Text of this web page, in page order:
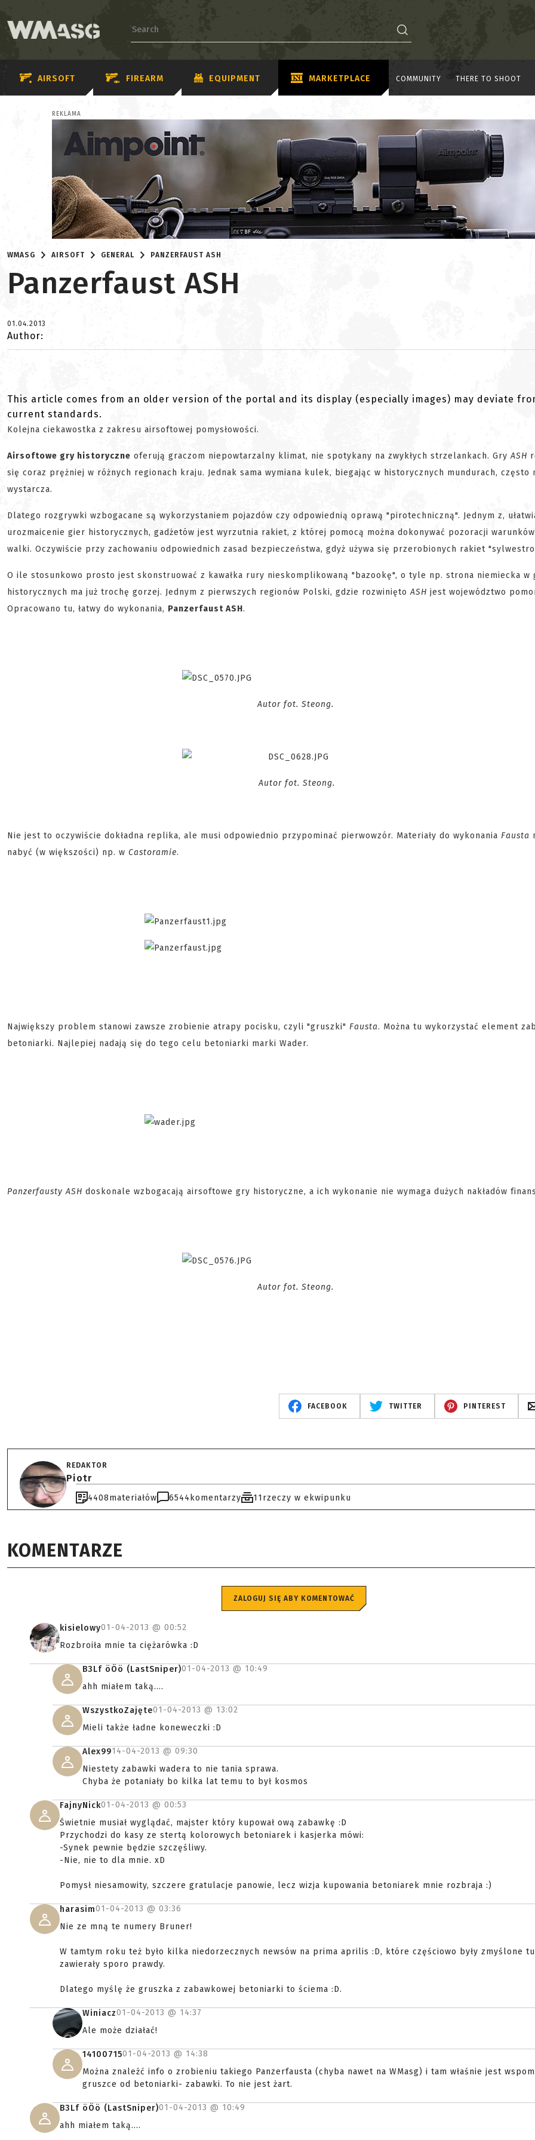
AIRSOFT FIREARM EQUIPMENT MARKETPLACE COMMUNITY THERE TO SHOOT
REKLAMA
WMASG AIRSOFT GENERAL PANZERFAUST ASH
Panzerfaust ASH
01.04.2013
Author:
This article comes from an older version of the portal and its display (especially images) may deviate
current standards.
Kolejna ciekawostka z zakresu airsoftowej pomysłowości.
Airsoftowe gry historyczne oferują graczom niepowtarzalny klimat, nie spotykany na zwykłych strzelankach. GryASH
się coraz prężniej w różnych regionach kraju. Jednak sama wymiana kulek, biegając w historycznych mundurach, często
wystarcza.
Dlatego rozgrywki wzbogacane są wykorzystaniem pojazdów czy odpowiednią oprawą "pirotechniczną". Jednym z,
urozmaicenie gier historycznych, gadżetów jest wyrzutnia rakiet, z której pomocą można dokonywać pozoracji
walki. Oczywiście przy zachowaniu odpowiednich zasad bezpieczeństwa, gdyż używa się przerobionych rakiet
O ile stosunkowo prosto jest skonstruować z kawałka rury nieskomplikowaną "bazookę", o tyle np. strona niemiecka w
historycznych ma już trochę gorzej. Jednym z pierwszych regionów Polski, gdzie rozwiniętoASH jest województwo
Opracowano tu, łatwy do wykonania, Panzerfaust ASH.
Autor fot. Steong.
Autor fot. Steong.
Nie jest to oczywiście dokładna replika, ale musi odpowiednio przypominać pierwowzór. Materiały do wykonania Fausta
nabyć (w większości) np. w Castoramie.
Największy problem stanowi zawsze zrobienie atrapy pocisku, czyli "gruszki" Fausta. Można tu wykorzystać element
betoniarki. Najlepiej nadają się do tego celu betoniarki marki Wader.
Panzerfausty ASH doskonale wzbogacają airsoftowe gry historyczne, a ich wykonanie nie wymaga dużych nakładów
Autor fot. Steong.
FACEBOOK TWITTER PINTEREST
REDAKTOR
Piotr
4408materiałów 6544 komentarzy 11rzeczy w ekwipunku
KOMENTARZE
ZALOGUJ SIĘ ABY KOMENTOWAĆ
kisielowy01-04-2013 @ 00:52
Rozbroiła mnie ta ciężarówka :D
B3Lf öÖö (LastSniper)01-04-2013 @ 10:49
ahh miałem taką....
WszystkoZajęte01-04-2013 @ 13:02
Mieli także ładne koneweczki :D
Alex9914-04-2013 @ 09:30
Niestety zabawki wadera to nie tania sprawa.
Chyba że potaniały bo kilka lat temu to był kosmos
FajnyNick01-04-2013 @ 00:53
Świetnie musiał wyglądać, majster który kupował ową zabawkę :D
Przychodzi do kasy ze stertą kolorowych betoniarek i kasjerka mówi:
-Synek pewnie będzie szczęśliwy.
-Nie, nie to dla mnie. xD
Pomysł niesamowity, szczere gratulacje panowie, lecz wizja kupowania betoniarek mnie rozbraja :)
harasim01-04-2013 @ 03:36
Nie ze mną te numery Bruner!
W tamtym roku też było kilka niedorzecznych newsów na prima aprilis :D, które częściowo były zmyślone
zawierały sporo prawdy.
Dlatego myślę że gruszka z zabawkowej betoniarki to ściema :D.
Winiacz01-04-2013 @ 14:37
Ale może działać!
1410071501-04-2013 @ 14:38
Można znaleźć info o zrobieniu takiego Panzerfausta (chyba nawet na WMasg) i tam właśnie jest
gruszce od betoniarki- zabawki. To nie jest żart.
B3Lf öÖö (LastSniper)01-04-2013 @ 10:49
ahh miałem taką....